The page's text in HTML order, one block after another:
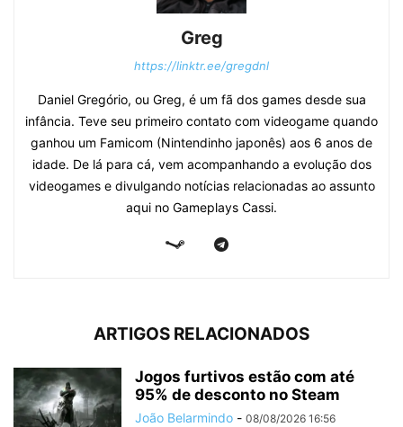
Greg
https://linktr.ee/gregdnl
Daniel Gregório, ou Greg, é um fã dos games desde sua
infância. Teve seu primeiro contato com videogame quando
ganhou um Famicom (Nintendinho japonês) aos 6 anos de
idade. De lá para cá, vem acompanhando a evolução dos
videogames e divulgando notícias relacionadas ao assunto
aqui no Gameplays Cassi.
ARTIGOS RELACIONADOS
Jogos furtivos estão com até
95% de desconto no Steam
João Belarmindo - 08/08/2026 16:56